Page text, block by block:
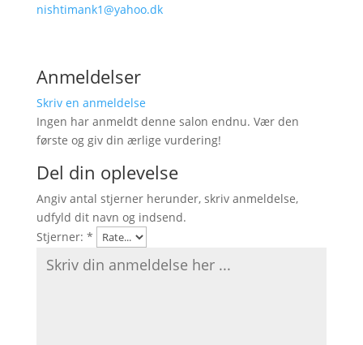
nishtimank1@yahoo.dk
Anmeldelser
Skriv en anmeldelse
Ingen har anmeldt denne salon endnu. Vær den
første og giv din ærlige vurdering!
Del din oplevelse
Angiv antal stjerner herunder, skriv anmeldelse,
udfyld dit navn og indsend.
Stjerner: *